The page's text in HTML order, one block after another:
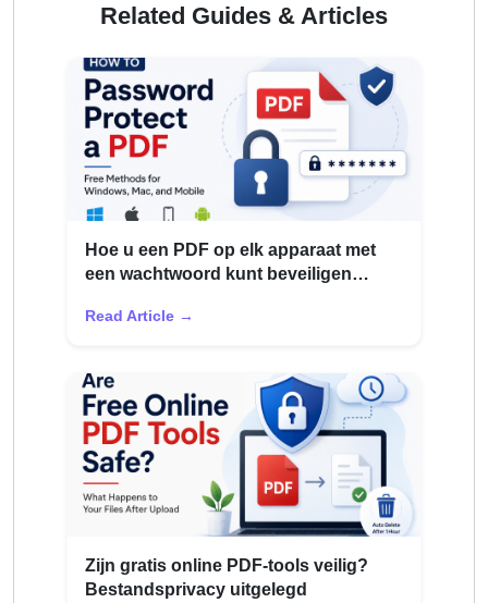
Related Guides & Articles
Hoe u een PDF op elk apparaat met
een wachtwoord kunt beveiligen
Read Article →
Zijn gratis online PDF-tools veilig?
Bestandsprivacy uitgelegd